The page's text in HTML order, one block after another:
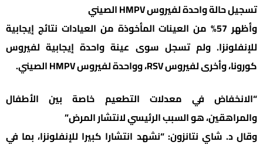
تسجيل حالة واحدة لفيروس HMPV الصيني
وأظهر 57% من العينات المأخوذة من العيادات نتائج إيجابية
للإنفلونزا. ولم تسجل سوى عينة واحدة إيجابية لفيروس
كورونا، وأخرى لفيروس RSV، وواحدة لفيروس HMPV الصيني.
“الانخفاض في معدلات التطعيم خاصة بين الأطفال
والمراهقين، هو السبب الرئيسي لانتشار المرض”
وقال د. شاي نتانزون: “نشهد انتشارا كبيرا للإنفلونزا، بما في